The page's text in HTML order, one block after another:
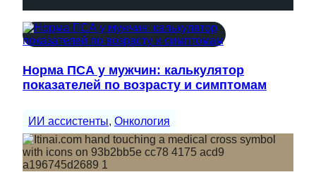
Норма ПСА у мужчин: калькулятор
показателей по возрасту и симптомам
ИИ ассистенты, Онкология